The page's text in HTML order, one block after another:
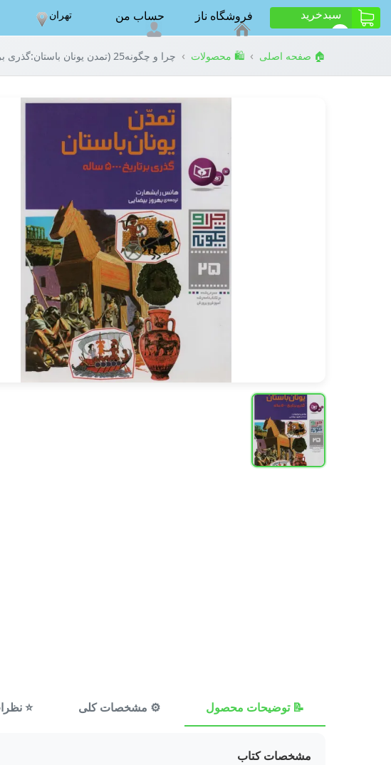
سبد‌خرید فروشگاه ناز حساب من تهران
🏠 صفحه اصلی › 🛍️ محصولات › چرا و چگونه25 (تمدن یونان باستان:گذری بر تاریخ 5000 ساله)
📝 توضیحات محصول ⚙️ مشخصات کلی ⭐
مشخصات کتاب